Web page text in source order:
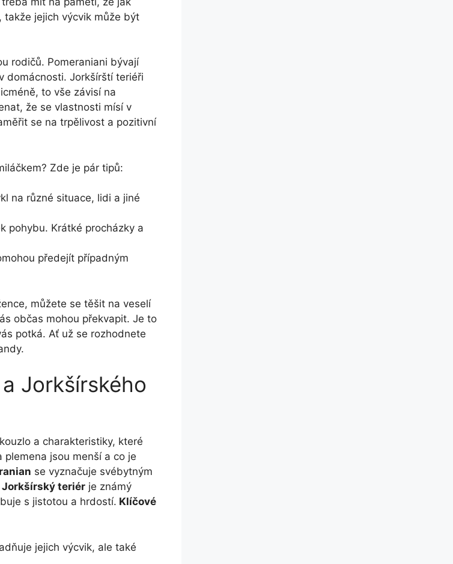
takže jejich výcvik může být
rodičů. Pomeraniani bývají
domácnosti. Jorkšírští teriéři
to vše závisí na
že se vlastnosti mísí v
se na trpělivost a pozitivní
Zde je pár tipů:
na různé situace, lidi a jiné
pohybu. Krátké procházky a
předejít případným
můžete se těšit na veselí
občas mohou překvapit. Je to
potká. Ať už se rozhodnete
Jorkšírského
a charakteristiky, které
jsou menší a co je
se vyznačuje svébytným
Jorkšírský teriér je známý
s jistotou a hrdostí. Klíčové
jejich výcvik, ale také